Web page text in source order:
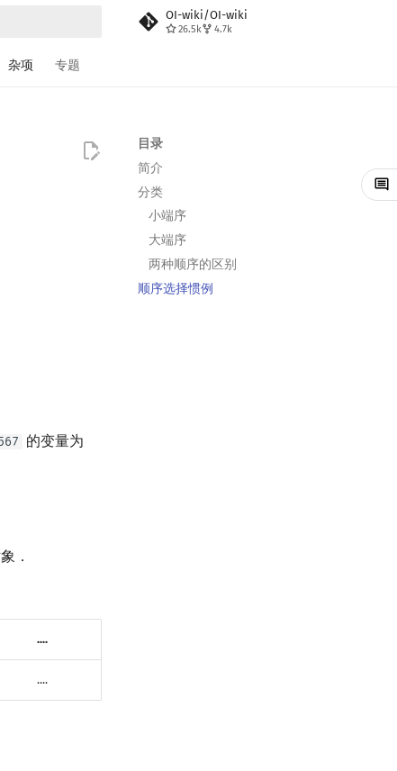
OI-wiki/OI-wiki
26.5k 4.7k
杂项 专题
目录
简介
分类
小端序
大端序
两种顺序的区别
顺序选择惯例
的变量为
．
....
....